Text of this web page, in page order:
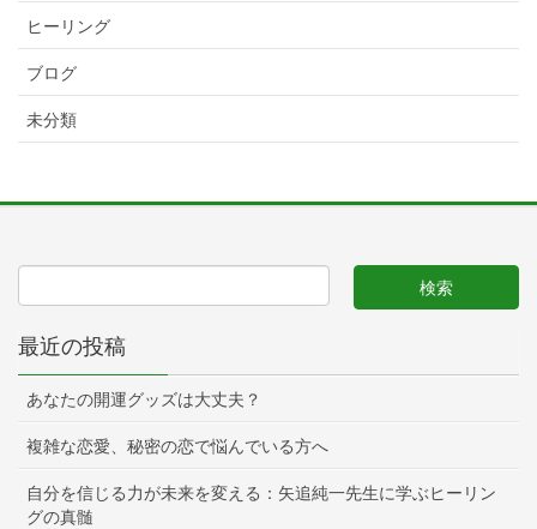
ヒーリング
ブログ
未分類
最近の投稿
あなたの開運グッズは大丈夫？
複雑な恋愛、秘密の恋で悩んでいる方へ
自分を信じる力が未来を変える：矢追純一先生に学ぶヒーリン
グの真髄